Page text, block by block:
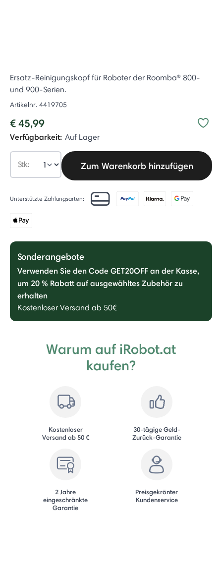
Ersatz-Reinigungskopf für Roboter der Roomba® 800-
und 900-Serien.
Artikelnr. 4419705
€ 45,99
Verfügbarkeit: Auf Lager
Stk: Zum Warenkorb hinzufügen
Unterstützte Zahlungsarten:
Sonderangebote
Verwenden Sie den Code GET20OFF an der Kasse,
um 20 % Rabatt auf ausgewähltes Zubehör zu
erhalten
Kostenloser Versand ab 50€
Warum auf iRobot.at
kaufen?
Kostenloser
Versand ab 50 €
30-tägige Geld-
Zurück-Garantie
2 Jahre
eingeschränkte
Garantie
Preisgekrönter
Kundenservice